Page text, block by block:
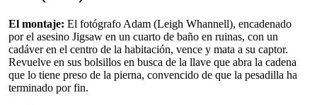
El montaje: El fotógrafo Adam (Leigh Whannell), encadenado
por el asesino Jigsaw en un cuarto de baño en ruinas, con un
cadáver en el centro de la habitación, vence y mata a su captor.
Revuelve en sus bolsillos en busca de la llave que abra la cadena
que lo tiene preso de la pierna, convencido de que la pesadilla ha
terminado por fin.